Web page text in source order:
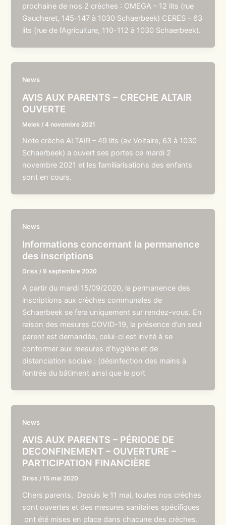
prochaine de nos 2 crèches : OMEGA – 12 lits (rue
Gaucheret, 145-147 à 1030 Schaerbeek) CERES – 63
lits (rue de l’Agriculture, 110-112 à 1030 Schaerbeek).
News
AVIS AUX PARENTS – CRECHE ALTAIR
OUVERTE
Melek /4 novembre 2021
Note crèche ALTAIR – 49 lits (av Voltaire, 63 à 1030
Schaerbeek) a ouvert ses portes ce mardi 2
novembre 2021 et les familiarisations des enfants
sont en cours.
News
Informations concernant la permanence
des inscriptions
Driss / 9 septembre 2020
A partir du mardi 15/09/2020, la permanence des
inscriptions aux crèches communales de
Schaerbeek se fera uniquement sur rendez-vous. En
raison des mesures COVID-19, la présence d’un seul
parent est demandée, celui-ci est invité à se
conformer aux mesures d’hygiène et de
distanciation sociale : (désinfection des mains à
l’entrée du bâtiment ainsi que le port
News
AVIS AUX PARENTS – PÉRIODE DE
DECONFINEMENT – OUVERTURE –
PARTICIPATION FINANCIÈRE
Driss /15 mai 2020
Chers parents, Depuis le 11 mai, toutes nos crèches
sont ouvertes et des mesures sanitaires spécifiques
ont été mises en place dans chacune des crèches.